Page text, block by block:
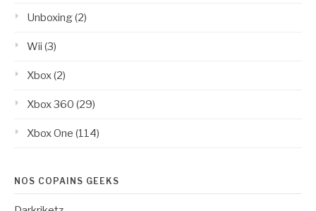
Unboxing(2)
Wii (3)
Xbox(2)
Xbox 360 (29)
Xbox One (114)
NOS COPAINS GEEKS